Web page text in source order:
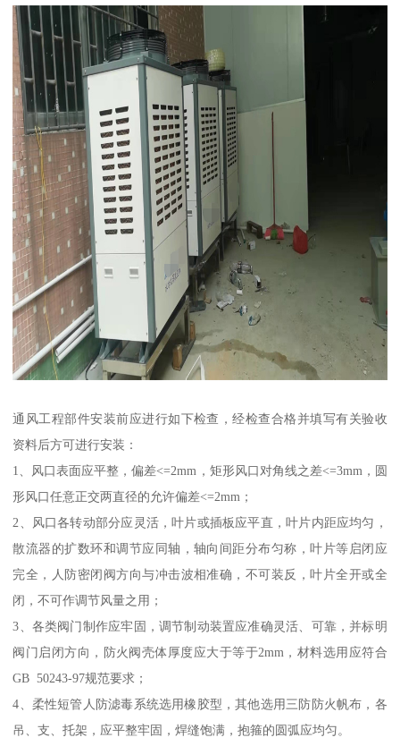
通风工程部件安装前应进行如下检查，经检查合格并填写有关验收
资料后方可进行安装：
1、风口表面应平整，偏差<=2mm，矩形风口对角线之差<=3mm，圆
形风口任意正交两直径的允许偏差<=2mm；
2、风口各转动部分应灵活，叶片或插板应平直，叶片内距应均匀，
散流器的扩数环和调节应同轴，轴向间距分布匀称，叶片等启闭应
完全，人防密闭阀方向与冲击波相准确，不可装反，叶片全开或全
闭，不可作调节风量之用；
3、各类阀门制作应牢固，调节制动装置应准确灵活、可靠，并标明
阀门启闭方向，防火阀壳体厚度应大于等于2mm，材料选用应符合
GB 50243-97规范要求；
4、柔性短管人防滤毒系统选用橡胶型，其他选用三防防火帆布，各
吊、支、托架，应平整牢固，焊缝饱满，抱箍的圆弧应均匀。